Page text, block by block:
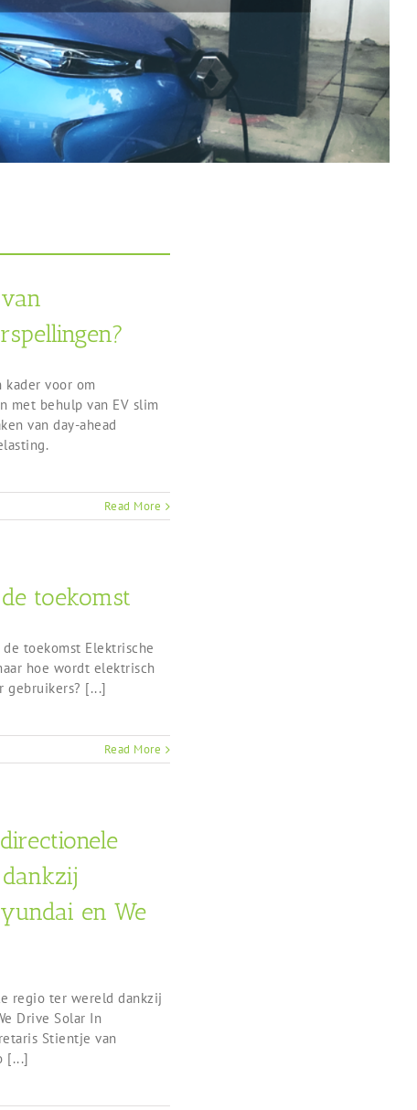
kader voor om
met behulp van EV slim
van day-ahead
Read More
toekomst
toekomst Elektrische
hoe wordt elektrisch
gebruikers? [...]
Read More
en We
regio ter wereld dankzij
Drive Solar In
Stientje van
[...]